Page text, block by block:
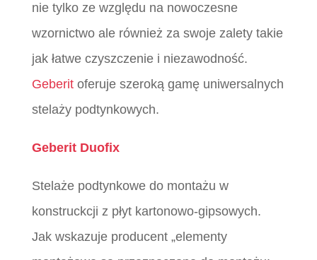
nie tylko ze względu na nowoczesne
wzornictwo ale również za swoje zalety takie
jak łatwe czyszczenie i niezawodność.
Geberitoferuje szeroką gamę uniwersalnych
stelaży podtynkowych.
Geberit Duofix
Stelaże podtynkowe do montażu w
konstruckcji z płyt kartonowo-gipsowych.
Jak wskazuje producent „elementy